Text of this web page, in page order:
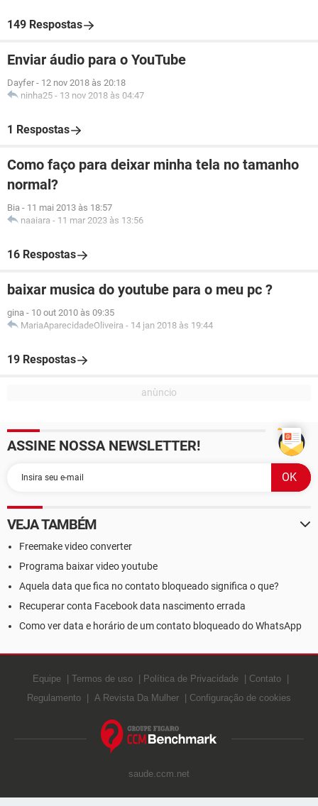
149 Respostas
Enviar áudio para o YouTube
Dayfer - 12 nov 2018 às 20:18
ninha25 - 13 nov 2018 às 04:47
1 Respostas
Como faço para deixar minha tela no tamanho
normal?
Bia - 11 mai 2013 às 18:57
naaiara - 11 mar 2023 às 13:56
16 Respostas
baixar musica do youtube para o meu pc ?
gina - 10 out 2010 às 09:35
MariaAparecidadeOliveira - 14 jan 2018 às 19:44
19 Respostas
ASSINE NOSSA NEWSLETTER!
VEJA TAMBÉM
Freemake video converter
Programa baixar video youtube
Aquela data que fica no contato bloqueado significa o que?
Recuperar conta Facebook data nascimento errada
Como ver data e horário de um contato bloqueado do WhatsApp
Equipe Termos de uso Política de Privacidade
Contato
Regulamento
A Revista Da Mulher Configuração de cookies
saude.ccm.net